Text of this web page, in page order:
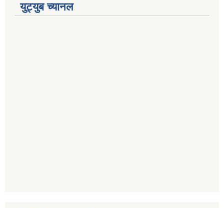
युट्युब च्यानल